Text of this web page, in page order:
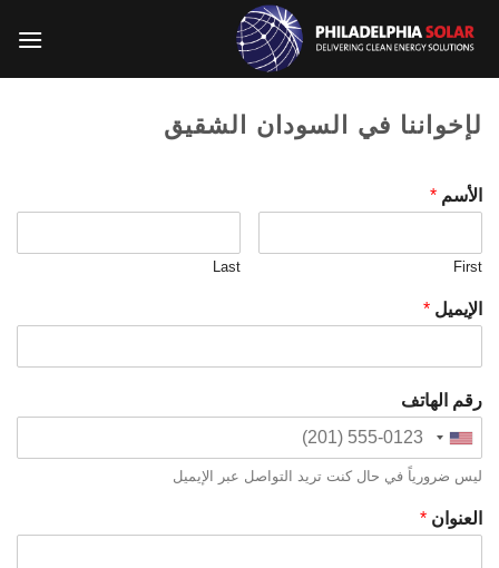
للمحتوى
لإخواننا في السودان الشقيق
الأسم *
First
Last
الإيميل *
رقم الهاتف
ليس ضرورياً في حال كنت تريد التواصل عبر الإيميل
العنوان *